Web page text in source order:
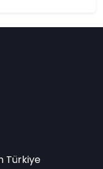
Türkiye